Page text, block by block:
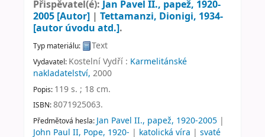
Přispěvatel(é): Jan Pavel II., papež, 1920-
2005 [Autor] | Tettamanzi, Dionigi, 1934-
[autor úvodu atd.].
Typ materiálu: Text
Vydavatel: Kostelní Vydří : Karmelitánské
nakladatelství, 2000
Popis: 119 s. ; 18 cm.
ISBN:8071925063.
Předmětová hesla: Jan Pavel II., papež, 1920-2005 |
John Paul II, Pope, 1920- | katolická víra | svaté